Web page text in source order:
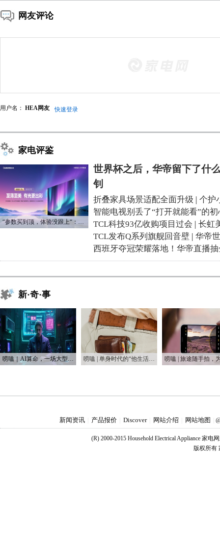
网友评论
用户名： HEA网友 快速登录
家电评鉴
“参数买到顶，体验没跟上“：长虹追光Q70S给高端电视打了个样
世界杯之后，华帝留下了什
钊
折叠家具场景适配全面升级 | 个护
智能电视别丢了“打开就能看”的初
TCL科技93亿收购项目过会 | 长虹
TCL发布Q系列旗舰回音壁 | 华帝
西班牙夺冠荣耀落地！华帝直播
新·奇·事
唠嗑｜AI算命，一场大型互联网安慰剂实验 唠嗑 | 单身时代的“他生活” 男性消费成为一个独立增长势力
新闻资讯 产品报价 Discover 网站介绍 网站地图
(R) 2000-2015 Household Electrical Appliance 家电
版权所有